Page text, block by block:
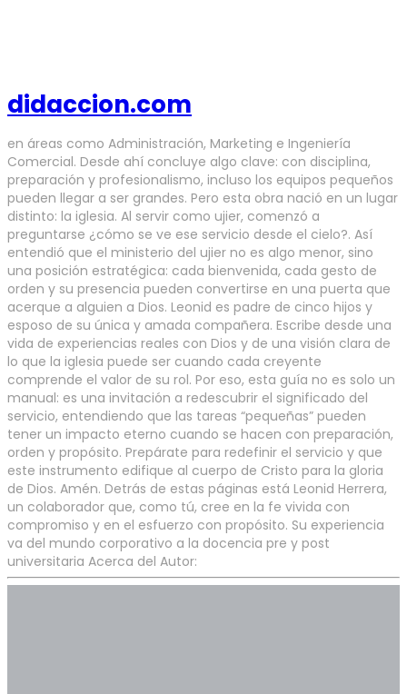
didaccion.com
en áreas como Administración, Marketing e Ingeniería
Comercial. Desde ahí concluye algo clave: con disciplina,
preparación y profesionalismo, incluso los equipos pequeños
pueden llegar a ser grandes. Pero esta obra nació en un lugar
distinto: la iglesia. Al servir como ujier, comenzó a
preguntarse ¿cómo se ve ese servicio desde el cielo?. Así
entendió que el ministerio del ujier no es algo menor, sino
una posición estratégica: cada bienvenida, cada gesto de
orden y su presencia pueden convertirse en una puerta que
acerque a alguien a Dios. Leonid es padre de cinco hijos y
esposo de su única y amada compañera. Escribe desde una
vida de experiencias reales con Dios y de una visión clara de
lo que la iglesia puede ser cuando cada creyente
comprende el valor de su rol. Por eso, esta guía no es solo un
manual: es una invitación a redescubrir el significado del
servicio, entendiendo que las tareas “pequeñas” pueden
tener un impacto eterno cuando se hacen con preparación,
orden y propósito. Prepárate para redefinir el servicio y que
este instrumento edifique al cuerpo de Cristo para la gloria
de Dios. Amén. Detrás de estas páginas está Leonid Herrera,
un colaborador que, como tú, cree en la fe vivida con
compromiso y en el esfuerzo con propósito. Su experiencia
va del mundo corporativo a la docencia pre y post
universitaria Acerca del Autor: